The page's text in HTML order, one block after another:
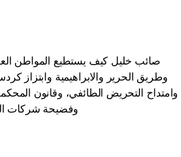
صائب خليل كيف يستطيع المواطن
وطريق الحرير والابراهيمية وابتزاز
وامتداح التحريض الطائفي، وقانون
وفضيحة شركات